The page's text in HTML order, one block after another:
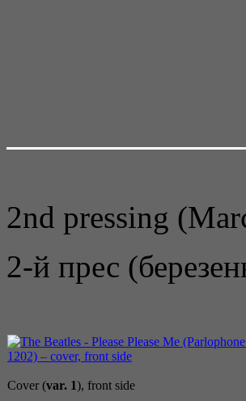
2nd pressing
2-й прес
Cover (var. 1), front side